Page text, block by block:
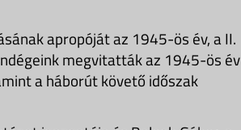
apropóját az 1945-ös év, a II.
megvitatták az 1945-ös év
a háborút követő időszak